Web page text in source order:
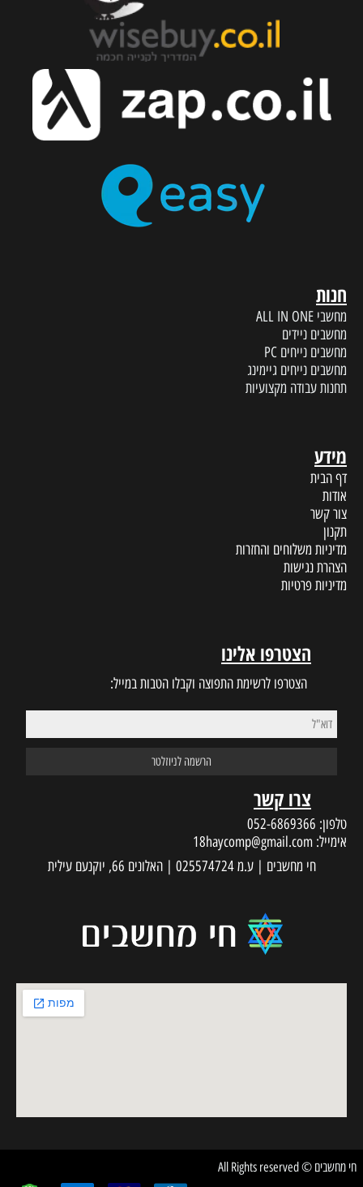
חנות
מחשבי ALL IN ONE
מחשבים ניידים
מחשבים נייחים PC
מחשבים נייחים גיימינג
תחנות עבודה מקצועיות
מידע
דף הבית
אודות
צור קשר
תקנון
מדיניות משלוחים והחזרות
הצהרת נגישות
מדיניות פרטיות
הצטרפו אלינו
הצטרפו לרשימת התפוצה וקבלו הטבות במייל:
צרו קשר
טלפון: 052-6869366
אימייל: 18haycomp@gmail.com
חי מחשבים | ע.מ 025574724 | האלונים 66, יוקנעם עילית
חי מחשבים © All Rights reserved